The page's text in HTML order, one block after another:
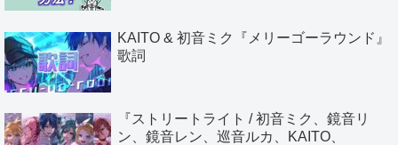
KAITO & 初音ミク『メリーゴーラウンド』
歌詞
『ストリートライト / 初音ミク、鏡音リ
ン、鏡音レン、巡音ルカ、KAITO、